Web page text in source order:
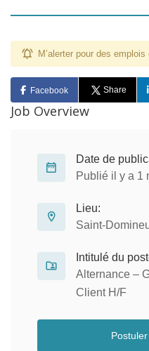
M’alerter pour des
Facebook Share
Job Overview
Date de
Publié il y a 1
Lieu:
Saint-
Intitulé du
Alternance –
Client H/F